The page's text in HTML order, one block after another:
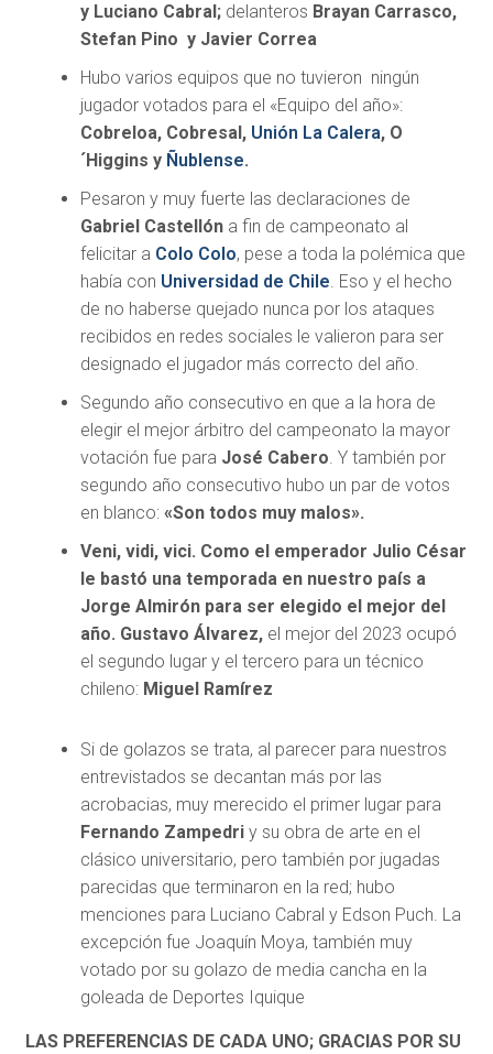
y Luciano Cabral; delanteros Brayan Carrasco,
Stefan Pino y Javier Correa
Hubo varios equipos que no tuvieron ningún
jugador votados para el «Equipo del año»:
Cobreloa, Cobresal, Unión La Calera, O
´Higgins y Ñublense.
Pesaron y muy fuerte las declaraciones de
Gabriel Castellóna fin de campeonato al
felicitar a Colo Colo, pese a toda la polémica que
había con Universidad de Chile. Eso y el hecho
de no haberse quejado nunca por los ataques
recibidos en redes sociales le valieron para ser
designado el jugador más correcto del año.
Segundo año consecutivo en que a la hora de
elegir el mejor árbitro del campeonato la mayor
votación fue para José Cabero. Y también por
segundo año consecutivo hubo un par de votos
en blanco: «Son todos muy malos».
Veni, vidi, vici. Como el emperador Julio César
le bastó una temporada en nuestro país a
Jorge Almirón para ser elegido el mejor del
año. Gustavo Álvarez, el mejor del 2023 ocupó
el segundo lugar y el tercero para un técnico
chileno:Miguel Ramírez
Si de golazos se trata, al parecer para nuestros
entrevistados se decantan más por las
acrobacias, muy merecido el primer lugar para
Fernando Zampedriy su obra de arte en el
clásico universitario, pero también por jugadas
parecidas que terminaron en la red; hubo
menciones para Luciano Cabral y Edson Puch. La
excepción fue Joaquín Moya, también muy
votado por su golazo de media cancha en la
goleada de Deportes Iquique
LAS PREFERENCIAS DE CADA UNO; GRACIAS POR SU